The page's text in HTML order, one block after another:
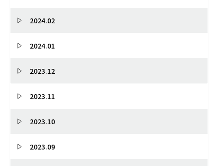
2024.02
2024.01
2023.12
2023.11
2023.10
2023.09